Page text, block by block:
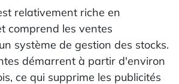
relativement riche en
comprend les ventes
système de gestion des stocks.
démarrent à partir d'environ
ce qui supprime les publicités